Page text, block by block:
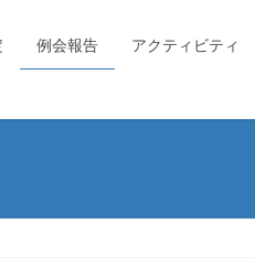
例会報告 アクティビティ